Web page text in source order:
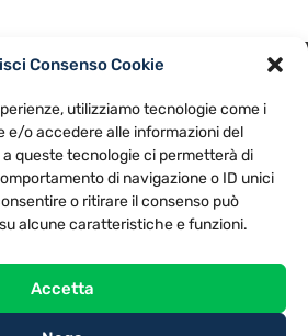
Consenso Cookie
utilizziamo tecnologie come i
e/o accedere alle informazioni del
queste tecnologie ci permetterà di
di navigazione o ID unici
o ritirare il consenso può
alcune caratteristiche e funzioni.
Accetta
CONTATTACI PREFERENZE
LIBERA S.P.A.
95/21 – 51100 Pistoia (PT)
/ Fax 0573.913615